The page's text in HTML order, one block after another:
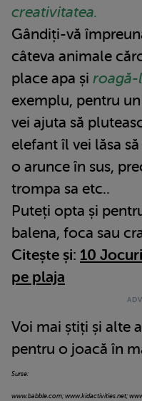
creativitatea.
Gândiți-vă
câteva animale
place apa și roagă-
exemplu, pentru
vei ajuta să
elefant îl vei lăsa
o arunce în sus,
trompa sa etc..
Puteți opta și
balena, foca sau
Citește și: 10
pe plaja
Voi mai știți și alte
pentru o joacă în
Surse:
www.babble.com; www.kidactivities.net;